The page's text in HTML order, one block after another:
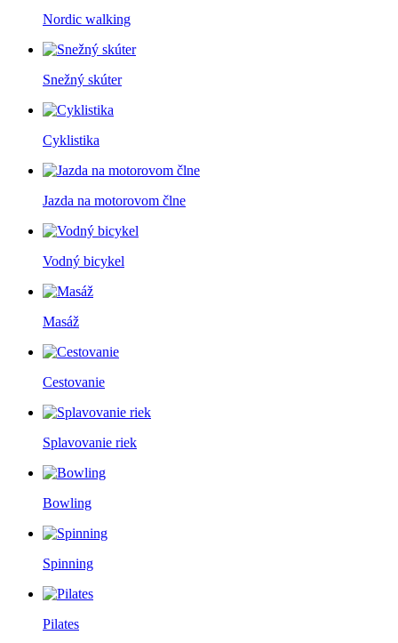
Nordic walking
Snežný skúter
Cyklistika
Jazda na motorovom člne
Vodný bicykel
Masáž
Cestovanie
Splavovanie riek
Bowling
Spinning
Pilates